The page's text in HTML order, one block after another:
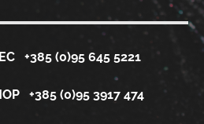
+385 (0)95 645 5221
+385 (0)95 3917 474